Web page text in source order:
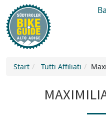
Start Tutti Affiliati